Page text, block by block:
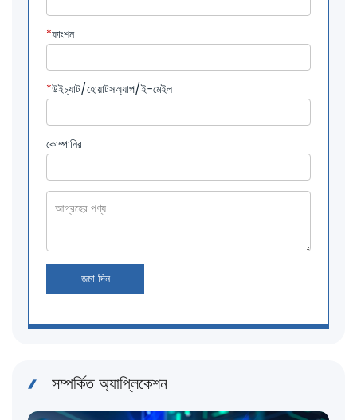
*ফাংশন
*উইচ্যাট/হোয়াটসঅ্যাপ/ই-মেইল
কোম্পানির
জমা দিন
সম্পর্কিত অ্যাপ্লিকেশন